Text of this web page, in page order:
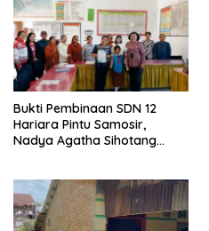
Bukti Pembinaan SDN 12
Hariara Pintu Samosir,
Nadya Agatha Sihotang